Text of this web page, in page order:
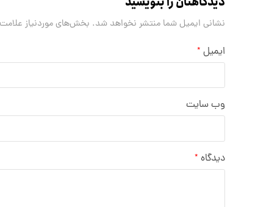
نشانی ایمیل شما منتشر نخواهد شد. بخش‌های موردنیاز
ایمیل *
وب‌ سایت
دیدگاه *